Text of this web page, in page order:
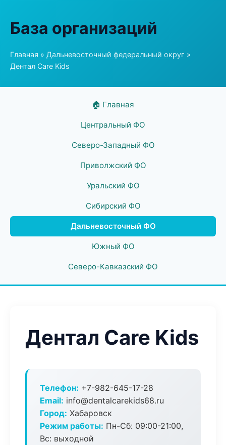
База организаций
Главная » Дальневосточный федеральный округ »
Дентал Care Kids
🏠 Главная
Центральный ФО
Северо-Западный ФО
Приволжский ФО
Уральский ФО
Сибирский ФО
Дальневосточный ФО
Южный ФО
Северо-Кавказский ФО
Дентал Care Kids
Телефон: +7-982-645-17-28
Email: info@dentalcarekids68.ru
Город: Хабаровск
Режим работы: Пн-Сб: 09:00-21:00,
Вс: выходной